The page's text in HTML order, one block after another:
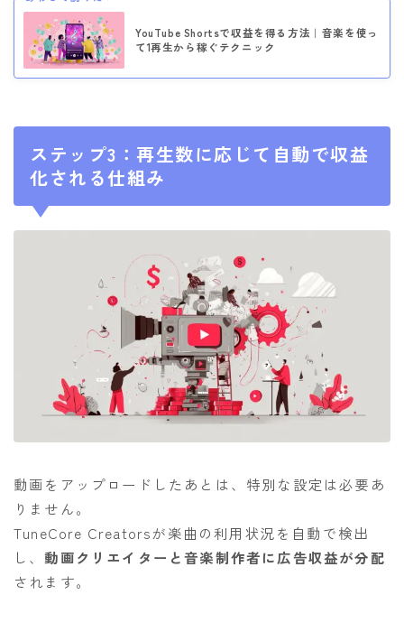
YouTube Shortsで収益を得る方法｜音楽を使っ
て1再生から稼ぐテクニック
ステップ3：再生数に応じて自動で収益
化される仕組み
動画をアップロードしたあとは、特別な設定は必要あ
りません。
TuneCore Creatorsが楽曲の利用状況を自動で検出
し、動画クリエイターと音楽制作者に広告収益が分配
されます。